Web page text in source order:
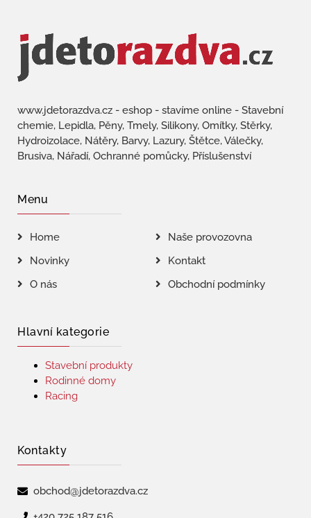
www.jdetorazdva.cz - eshop - stavíme online - Stavební
chemie, Lepidla, Pěny, Tmely, Silikony, Omítky, Stěrky,
Hydroizolace, Nátěry, Barvy, Lazury, Štětce, Válečky,
Brusiva, Nářadí, Ochranné pomůcky, Příslušenství
Menu
Home
Naše provozovna
Novinky
Kontakt
O nás
Obchodní podmínky
Hlavní kategorie
Stavební produkty
Rodinné domy
Racing
Kontakty
obchod@jdetorazdva.cz